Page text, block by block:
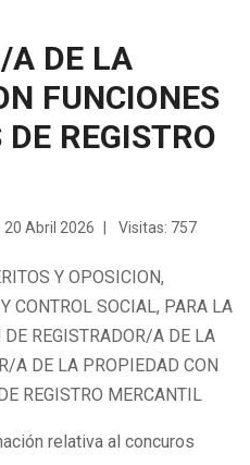
A DE LA
FUNCIONES
REGISTRO
20 Abril 2026 Visitas: 757
Y OPOSICION,
CONTROL SOCIAL, PARA LA
REGISTRADOR/A DE LA
A DE LA PROPIEDAD CON
REGISTRO MERCANTIL
relativa al concuros